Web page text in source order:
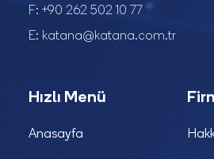
F: +90 262 502 10 77
E: katana@katana.com.tr
Hızlı Menü
Anasayfa